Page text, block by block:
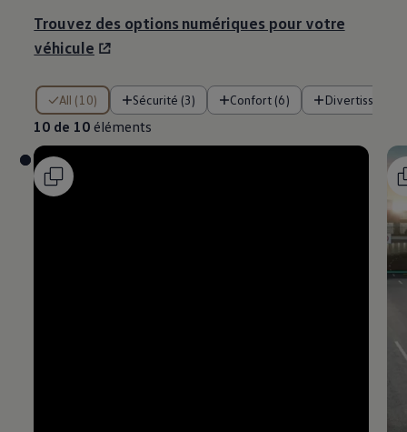
Trouvez des options numériques pour votre
véhicule
All (10) Sécurité (3) Confort (6)
10 de 10 éléments
10 de 10 éléments